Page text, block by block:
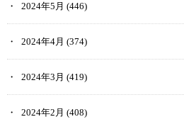
2024年5月 (446)
2024年4月 (374)
2024年3月 (419)
2024年2月 (408)